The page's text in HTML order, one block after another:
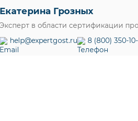
Екатерина Грозных
Эксперт в области сертификации
help@expertgost.ru
8 (800) 350-